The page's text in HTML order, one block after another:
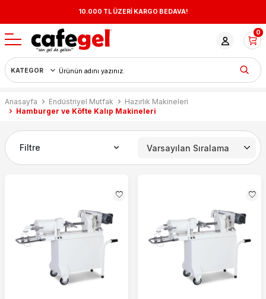
10.000 TL ÜZERİ KARGO BEDAVA!
0
Anasayfa Endüstriyel Mutfak
Hazırlık Makineleri
Hamburger ve Köfte Kalıp Makineleri
Filtre